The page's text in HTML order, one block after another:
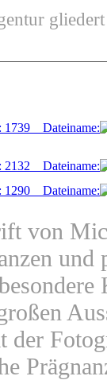
von
und
der